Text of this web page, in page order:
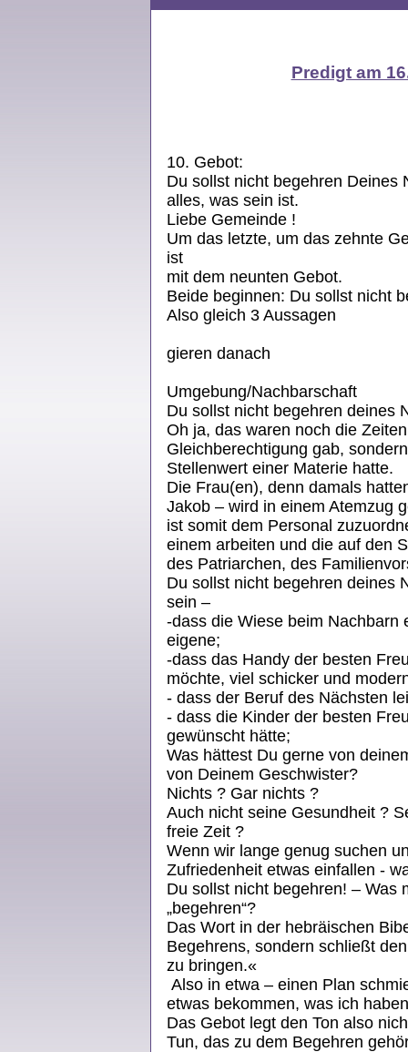
Predigt am
10. Gebot:
Du sollst nicht begehren Deines
alles, was sein ist.
Liebe Gemeinde !
Um das letzte, um das zehnte
ist
mit dem neunten Gebot.
Beide beginnen: Du sollst
Also gleich 3 Aussagen
gieren danach
Umgebung/Nachbarschaft
Du sollst nicht begehren deines
Oh ja, das waren noch die
Gleichberechtigung gab,
Stellenwert einer Materie hatte.
Die Frau(en), denn damals
Jakob – wird in einem Atemzug
ist somit dem Personal
einem arbeiten und die auf den
des Patriarchen, des
Du sollst nicht begehren deines
sein –
-dass die Wiese beim Nachbarn
eigene;
-dass das Handy der besten
möchte, viel schicker und
- dass der Beruf des Nächsten
- dass die Kinder der besten
gewünscht hätte;
Was hättest Du gerne von
von Deinem
Nichts ? Gar nichts ?
Auch nicht seine Gesundheit ?
freie Zeit ?
Wenn wir lange genug suchen
Zufriedenheit etwas einfallen -
Du sollst nicht begehren! – Was
„begehren“?
Das Wort in der hebräischen
Begehrens, sondern schließt
zu bringen.«
Also in etwa – einen Plan
etwas bekommen, was ich
Das Gebot legt den Ton also
Tun, das zu dem Begehren